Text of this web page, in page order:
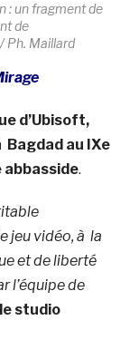
: un fragment de
de
Ph. Maillard
d’Ubisoft,
au IXe
abbasside.
jeu vidéo, à la
et de liberté
l’équipe de
le studio